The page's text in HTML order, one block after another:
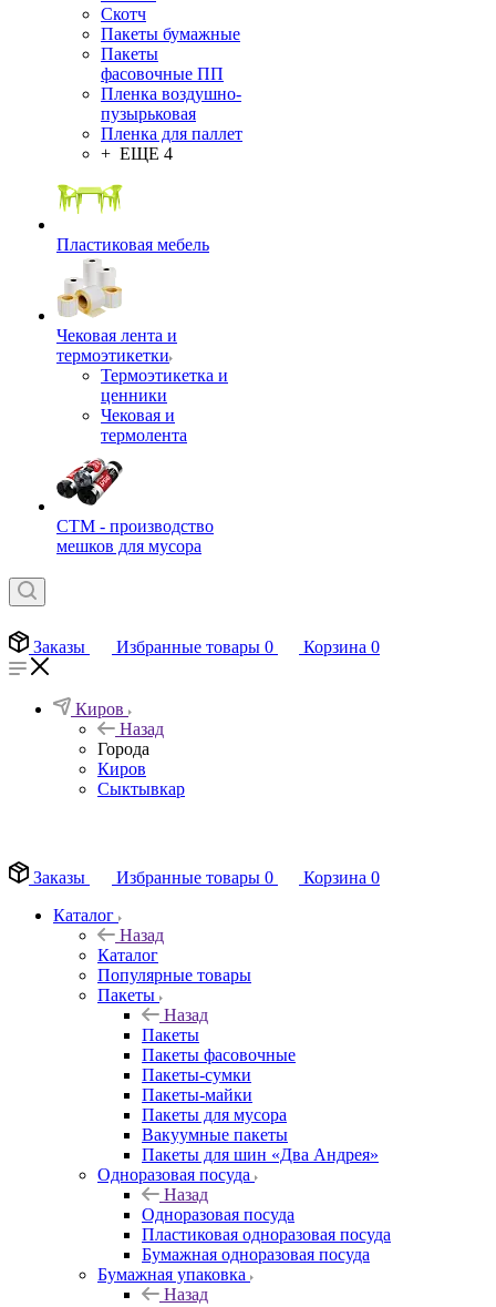
Скотч
Пакеты бумажные
Пакеты
фасовочные ПП
Пленка воздушно-
пузырьковая
Пленка для паллет
+ ЕЩЕ 4
Пластиковая мебель
Чековая лента и
термоэтикетки
Термоэтикетка и
ценники
Чековая и
термолента
СТМ - производство
мешков для мусора
Заказы Избранные товары 0 Корзина 0
Киров
Назад
Города
Киров
Сыктывкар
Заказы
Избранные товары 0 Корзина 0
Каталог
Назад
Каталог
Популярные товары
Пакеты
Назад
Пакеты
Пакеты фасовочные
Пакеты-сумки
Пакеты-майки
Пакеты для мусора
Вакуумные пакеты
Пакеты для шин «Два Андрея»
Одноразовая посуда
Назад
Одноразовая посуда
Пластиковая одноразовая посуда
Бумажная одноразовая посуда
Бумажная упаковка
Назад